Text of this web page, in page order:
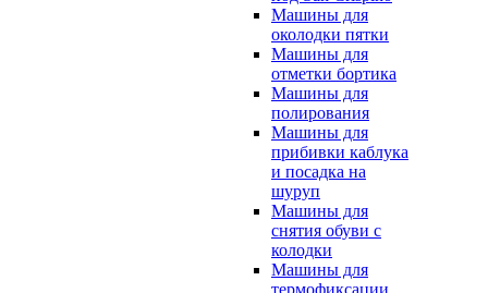
Машины для
околодки пятки
Машины для
отметки бортика
Машины для
полирования
Машины для
прибивки каблука
и посадка на
шуруп
Машины для
снятия обуви с
колодки
Машины для
термофиксации